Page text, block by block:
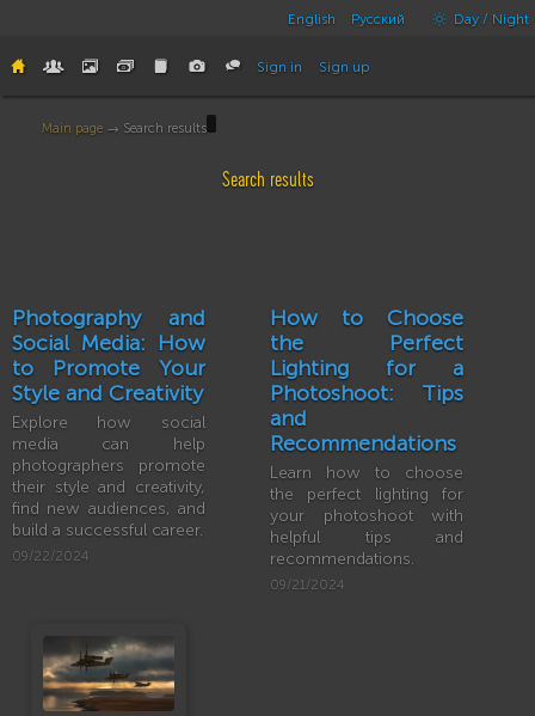
English Русский Day / Night
Sign in Sign up
Main page → Search results
Search results
Photography and
Social Media: How
to Promote Your
Style and Creativity
Explore how social
media can help
photographers promote
their style and creativity,
find new audiences, and
build a successful career.
09/22/2024
How to Choose
the Perfect
Lighting for a
Photoshoot: Tips
and
Recommendations
Learn how to choose
the perfect lighting for
your photoshoot with
helpful tips and
recommendations.
09/21/2024